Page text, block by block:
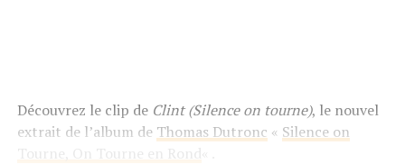
Découvrez le clip de Clint (Silence on tourne), le nouvel
extrait de l’album de Thomas Dutronc « Silence on
Tourne, On Tourne en Rond